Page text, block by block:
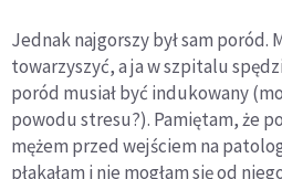
Jednak najgorszy był sam poród.
towarzyszyć, a ja w szpitalu
poród musiał być indukowany
powodu stresu?). Pamiętam, że
mężem przed wejściem na
płakałam i nie mogłam się od